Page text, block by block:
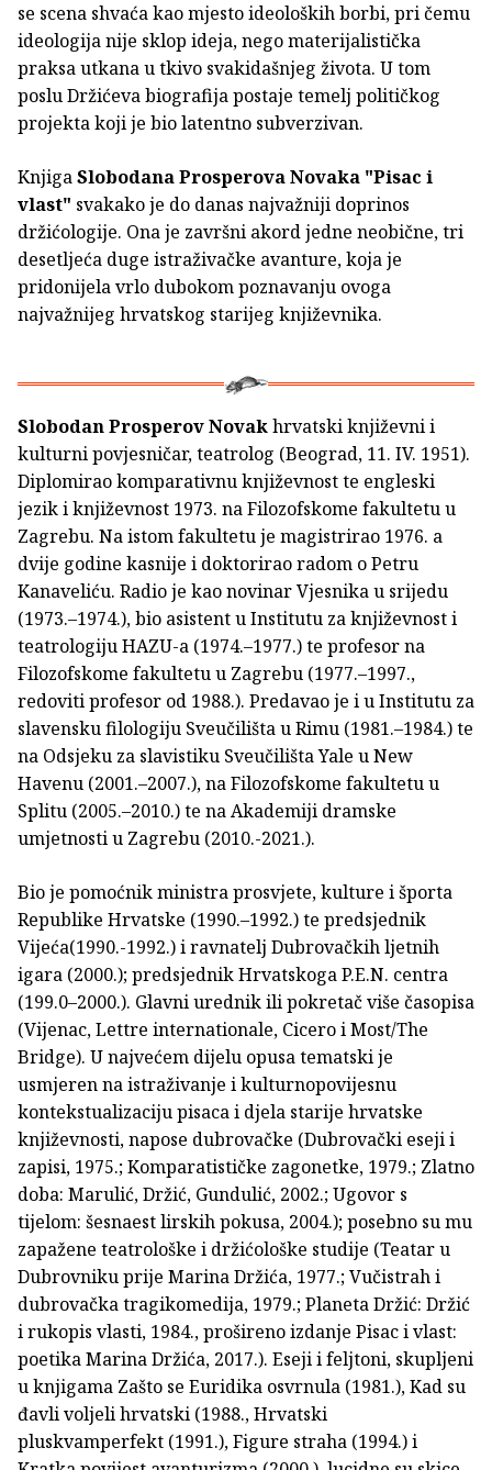
se scena shvaća kao mjesto ideoloških borbi, pri čemu
ideologija nije sklop ideja, nego materijalistička
praksa utkana u tkivo svakidašnjeg života. U tom
poslu Držićeva biografija postaje temelj političkog
projekta koji je bio latentno subverzivan.
KnjigaSlobodana Prosperova Novaka "Pisac i
vlast" svakako je do danas najvažniji doprinos
držićologije. Ona je završni akord jedne neobične, tri
desetljeća duge istraživačke avanture, koja je
pridonijela vrlo dubokom poznavanju ovoga
najvažnijeg hrvatskog starijeg književnika.
Slobodan Prosperov Novakhrvatski književni i
kulturni povjesničar, teatrolog (Beograd, 11. IV. 1951).
Diplomirao komparativnu književnost te engleski
jezik i književnost 1973. na Filozofskome fakultetu u
Zagrebu. Na istom fakultetu je magistrirao 1976. a
dvije godine kasnije i doktorirao radom o Petru
Kanaveliću. Radio je kao novinar Vjesnika u srijedu
(1973.–1974.), bio asistent u Institutu za književnost i
teatrologiju HAZU-a (1974.–1977.) te profesor na
Filozofskome fakultetu u Zagrebu (1977.–1997.,
redoviti profesor od 1988.). Predavao je i u Institutu za
slavensku filologiju Sveučilišta u Rimu (1981.–1984.) te
na Odsjeku za slavistiku Sveučilišta Yale u New
Havenu (2001.–2007.), na Filozofskome fakultetu u
Splitu (2005.–2010.) te na Akademiji dramske
umjetnosti u Zagrebu (2010.-2021.).
Bio je pomoćnik ministra prosvjete, kulture i športa
Republike Hrvatske (1990.–1992.) te predsjednik
Vijeća(1990.-1992.) i ravnatelj Dubrovačkih ljetnih
igara (2000.); predsjednik Hrvatskoga P.E.N. centra
(199.0–2000.). Glavni urednik ili pokretač više časopisa
(Vijenac, Lettre internationale, Cicero i Most/The
Bridge). U najvećem dijelu opusa tematski je
usmjeren na istraživanje i kulturnopovijesnu
kontekstualizaciju pisaca i djela starije hrvatske
književnosti, napose dubrovačke (Dubrovački eseji i
zapisi, 1975.; Komparatističke zagonetke, 1979.; Zlatno
doba: Marulić, Držić, Gundulić, 2002.; Ugovor s
tijelom: šesnaest lirskih pokusa, 2004.); posebno su mu
zapažene teatrološke i držićološke studije (Teatar u
Dubrovniku prije Marina Držića, 1977.; Vučistrah i
dubrovačka tragikomedija, 1979.; Planeta Držić: Držić
i rukopis vlasti, 1984., prošireno izdanje Pisac i vlast:
poetika Marina Držića, 2017.). Eseji i feljtoni, skupljeni
u knjigama Zašto se Euridika osvrnula (1981.), Kad su
đavli voljeli hrvatski (1988., Hrvatski
pluskvamperfekt (1991.), Figure straha (1994.) i